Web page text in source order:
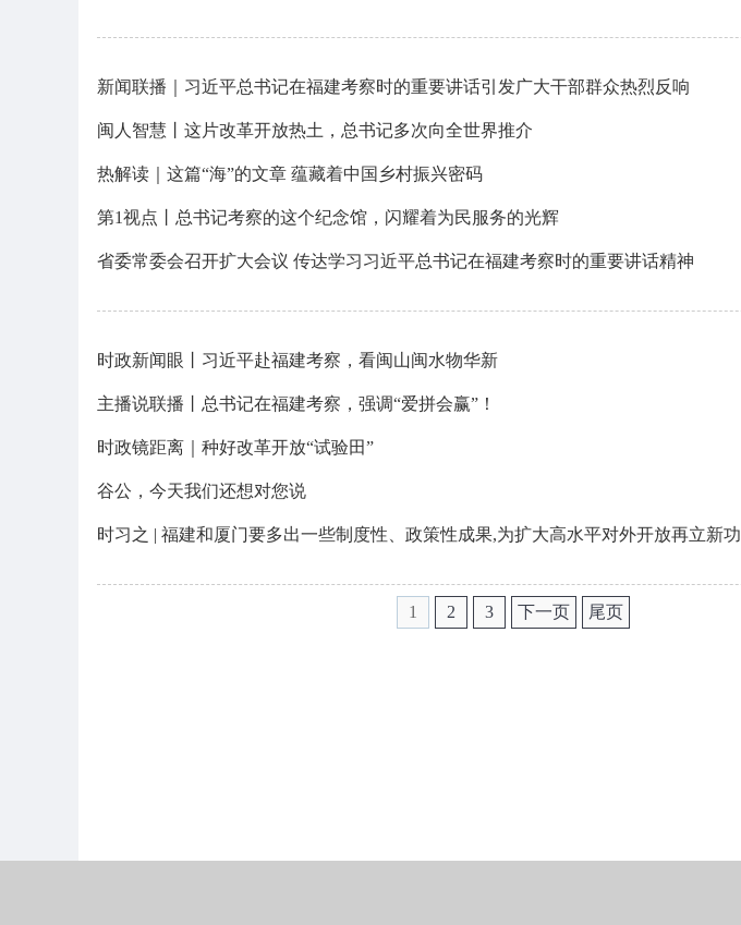
新闻联播｜习近平总书记在福建考察时的重要讲话引发广大干部群众热烈反响
闽人智慧丨这片改革开放热土，总书记多次向全世界推介
热解读｜这篇“海”的文章 蕴藏着中国乡村振兴密码
第1视点丨总书记考察的这个纪念馆，闪耀着为民服务的光辉
省委常委会召开扩大会议 传达学习习近平总书记在福建考察时的重要讲话精神
时政新闻眼丨习近平赴福建考察，看闽山闽水物华新
主播说联播丨总书记在福建考察，强调“爱拼会赢”！
时政镜距离｜种好改革开放“试验田”
谷公，今天我们还想对您说
时习之 | 福建和厦门要多出一些制度性、政策性成果,为扩大高水平对外开放再立新功
1 2 3 下一页 尾页